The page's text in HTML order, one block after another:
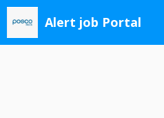
Skip
content
Alert job Portal